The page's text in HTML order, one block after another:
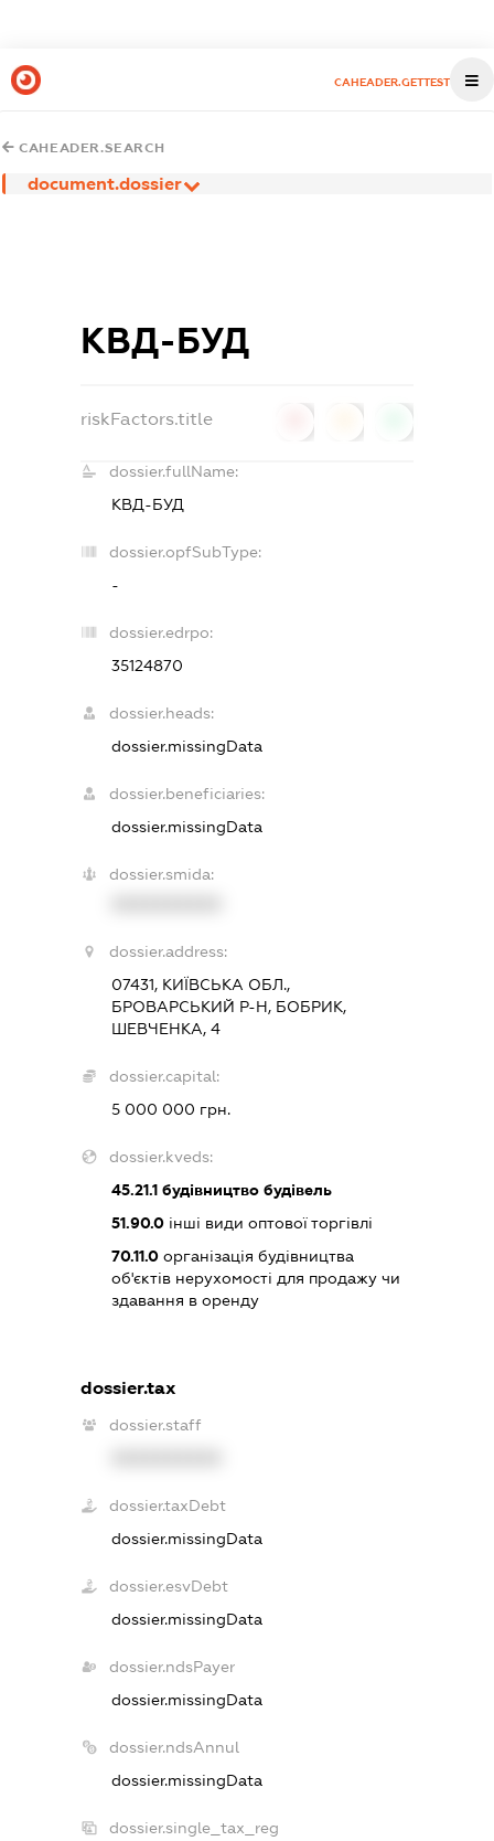
CAHEADER.GETTEST
CAHEADER.SEARCH
document.dossier
КВД-БУД
riskFactors.title
dossier.fullName:
КВД-БУД
dossier.opfSubType:
-
dossier.edrpo:
35124870
dossier.heads:
dossier.missingData
dossier.beneficiaries:
dossier.missingData
dossier.smida:
dossier.address:
07431, КИЇВСЬКА ОБЛ.,
БРОВАРСЬКИЙ Р-Н, БОБРИК,
ШЕВЧЕНКА, 4
dossier.capital:
5 000 000 грн.
dossier.kveds:
45.21.1 будівництво будівель
51.90.0 інші види оптової торгівлі
70.11.0 організація будівництва
об'єктів нерухомості для продажу чи
здавання в оренду
dossier.tax
dossier.staff
dossier.taxDebt
dossier.missingData
dossier.esvDebt
dossier.missingData
dossier.ndsPayer
dossier.missingData
dossier.ndsAnnul
dossier.missingData
dossier.single_tax_reg